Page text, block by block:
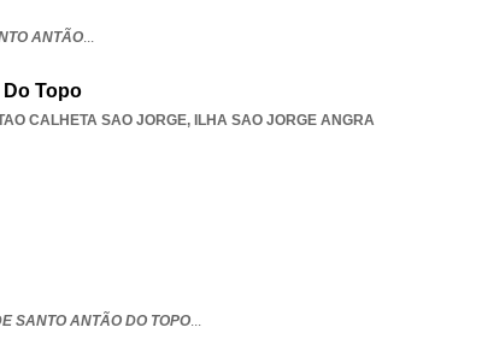
ANTÃO...
Do Topo
CALHETA SAO JORGE, ILHA SAO JORGE ANGRA
SANTO ANTÃO DO TOPO...